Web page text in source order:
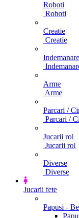
Roboti
Roboti
Creatie
Creatie
Indemanare
Arme
Arme
Parcari /
Parcari /
Jucarii rol
Jucarii rol
Diverse
Diverse
Jucarii fete
Papusi -